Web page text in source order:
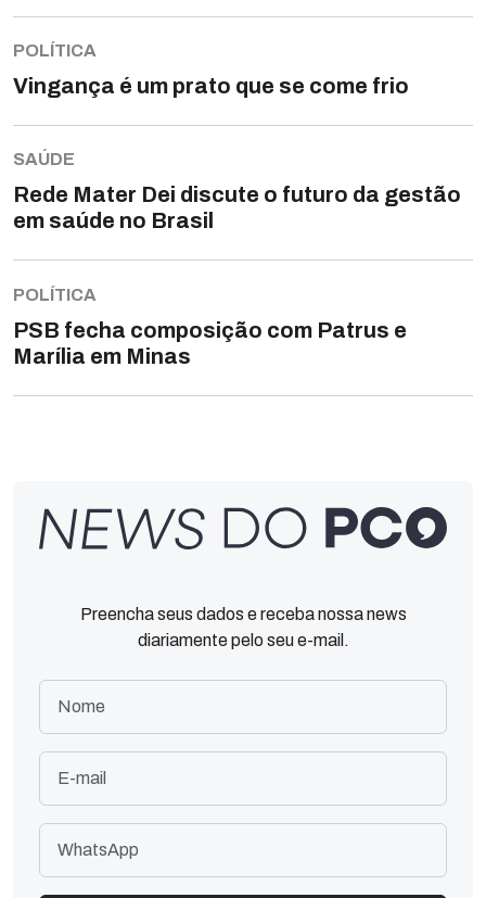
POLÍTICA
Vingança é um prato que se come frio
SAÚDE
Rede Mater Dei discute o futuro da gestão
em saúde no Brasil
POLÍTICA
PSB fecha composição com Patrus e
Marília em Minas
Preencha seus dados e receba nossa news
diariamente pelo seu e-mail.